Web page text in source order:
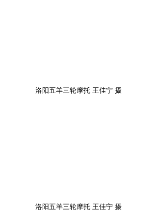
洛阳五羊三轮摩托 王佳宁 摄
洛阳五羊三轮摩托 王佳宁 摄